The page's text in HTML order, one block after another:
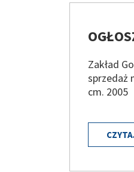
Zakład
sprzedaż
cm.